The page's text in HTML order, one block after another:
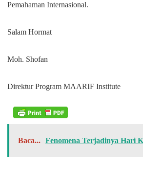
Pemahaman Internasional.
Salam Hormat
Moh. Shofan
Direktur Program MAARIF Institute
Baca... Fenomena Terjadinya Hari